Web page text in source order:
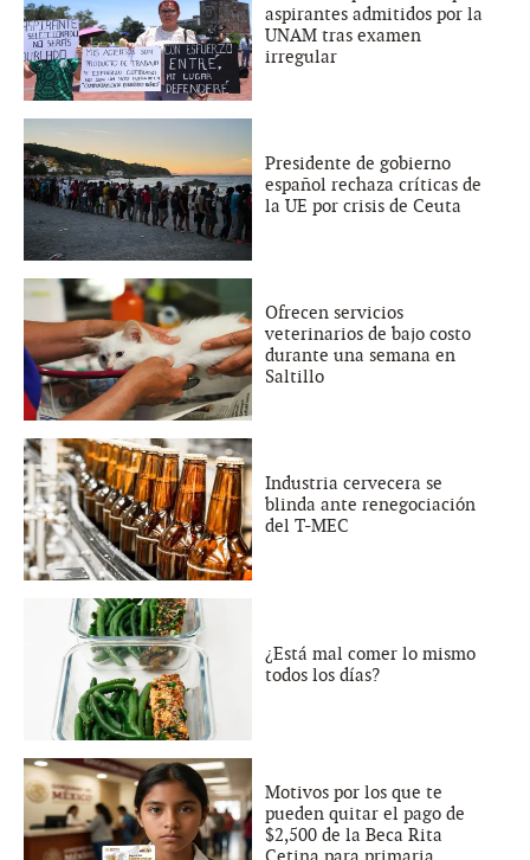
aspirantes admitidos por la
UNAM tras examen
irregular
Presidente de gobierno
español rechaza críticas de
la UE por crisis de Ceuta
Ofrecen servicios
veterinarios de bajo costo
durante una semana en
Saltillo
Industria cervecera se
blinda ante renegociación
del T-MEC
¿Está mal comer lo mismo
todos los días?
Motivos por los que te
pueden quitar el pago de
$2,500 de la Beca Rita